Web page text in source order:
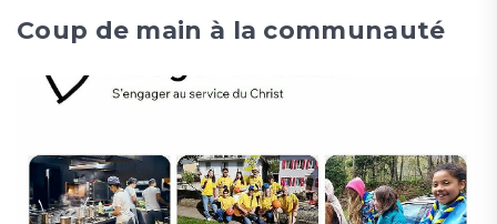
Coup de main à la communauté